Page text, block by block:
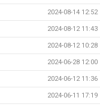
2024-08-14 12:52
2024-08-12 11:43
2024-08-12 10:28
2024-06-28 12:00
2024-06-12 11:36
2024-06-11 17:19